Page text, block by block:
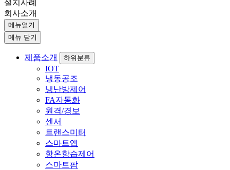
설치사례
회사소개
메뉴열기
메뉴 닫기
제품소개 하위분류
IOT
냉동공조
냉난방제어
FA자동화
원격/경보
센서
트랜스미터
스마트앱
항온항습제어
스마트팜